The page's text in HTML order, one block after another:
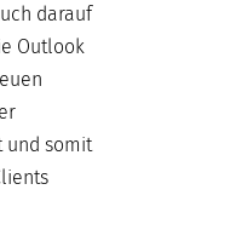
darauf
Outlook
und somit